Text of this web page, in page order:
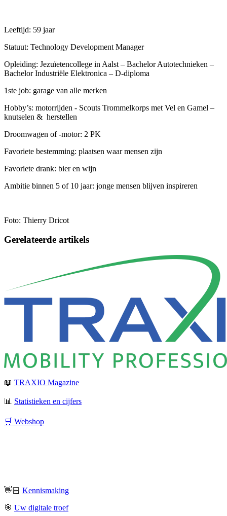
Leeftijd: 59 jaar
Statuut: Technology Development Manager
Opleiding: Jezuïetencollege in Aalst – Bachelor Autotechnieken –
Bachelor Industriële Elektronica – D-diploma
1ste job: garage van alle merken
Hobby’s: motorrijden - Scouts Trommelkorps met Vel en Gamel –
knutselen & herstellen
Droomwagen of -motor: 2 PK
Favoriete bestemming: plaatsen waar mensen zijn
Favoriete drank: bier en wijn
Ambitie binnen 5 of 10 jaar: jonge mensen blijven inspireren
Foto: Thierry Dricot
Gerelateerde artikels
📖 TRAXIO Magazine
📊 Statistieken en cijfers
🛒 Webshop
👋🏻 Kennismaking
🎯 Uw digitale troef